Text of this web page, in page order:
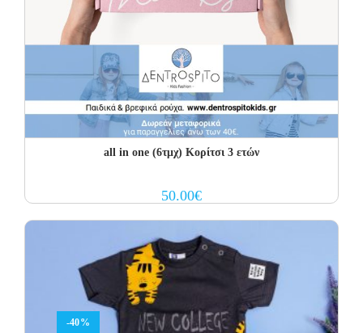
all in one (6τμχ) Κορίτσι 3 ετών
50.00€
-40%